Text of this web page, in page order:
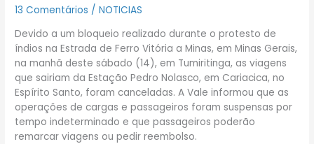
13 Comentários /NOTICIAS
Devido a um bloqueio realizado durante o protesto de
índios na Estrada de Ferro Vitória a Minas, em Minas Gerais,
na manhã deste sábado (14), em Tumiritinga, as viagens
que sairiam da Estação Pedro Nolasco, em Cariacica, no
Espírito Santo, foram canceladas. A Vale informou que as
operações de cargas e passageiros foram suspensas por
tempo indeterminado e que passageiros poderão
remarcar viagens ou pedir reembolso.